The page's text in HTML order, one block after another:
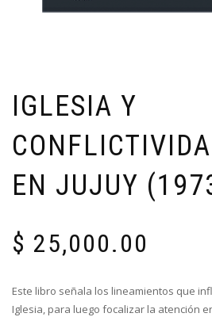
IGLESIA Y
EN JUJUY
$ 25,000.00
Este libro señala los lineamientos que
Iglesia, para luego focalizar la atención